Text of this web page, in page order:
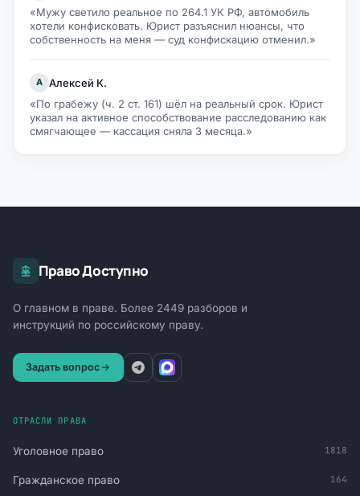
«Мужу светило реальное по 264.1 УК РФ, автомобиль
хотели конфисковать. Юрист разъяснил нюансы, что
собственность на меня — суд конфискацию отменил.»
А Алексей К.
«По грабежу (ч. 2 ст. 161) шёл на реальный срок. Юрист
указал на активное способствование расследованию как
смягчающее — кассация сняла 3 месяца.»
Право Доступно
О главном в праве. Более 2449 разборов и
инструкций по российскому праву.
Задать вопрос
ОТРАСЛИ ПРАВА
Уголовное право 1818
Гражданское право 164